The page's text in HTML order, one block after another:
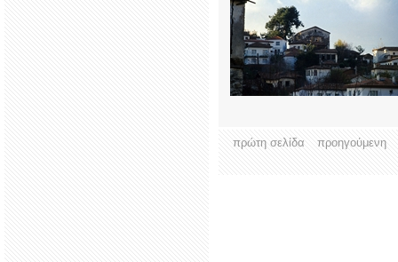
πρώτη σελίδα προηγούμενη